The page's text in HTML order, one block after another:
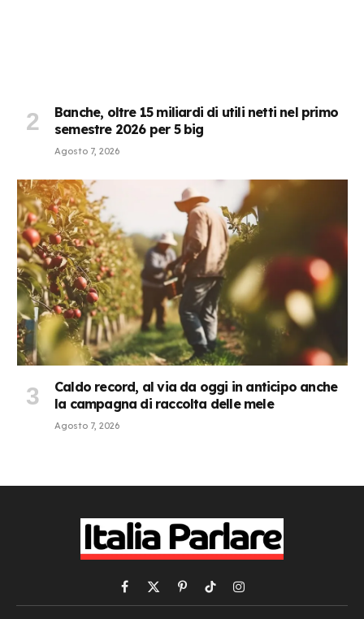
Banche, oltre 15 miliardi di utili netti nel primo
semestre 2026 per 5 big
Agosto 7, 2026
Caldo record, al via da oggi in anticipo anche
la campagna di raccolta delle mele
Agosto 7, 2026
Facebook
X
(Twitter)
PinterestTikTokInstagram